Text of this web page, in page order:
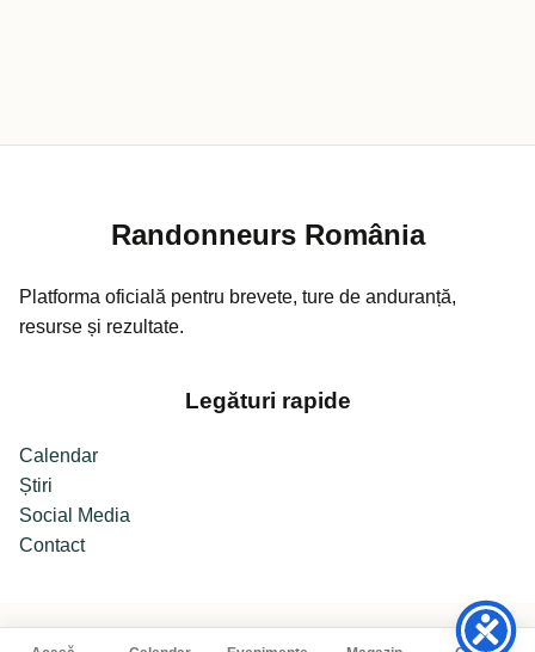
Randonneurs România
Platforma oficială pentru brevete, ture de anduranță,
resurse și rezultate.
Legături rapide
Calendar
Știri
Social Media
Contact